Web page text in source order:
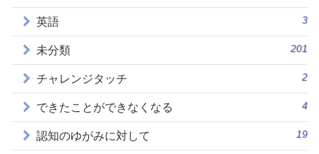
英語 3
未分類 201
チャレンジタッチ 2
できたことができなくなる 4
認知のゆがみに対して 19